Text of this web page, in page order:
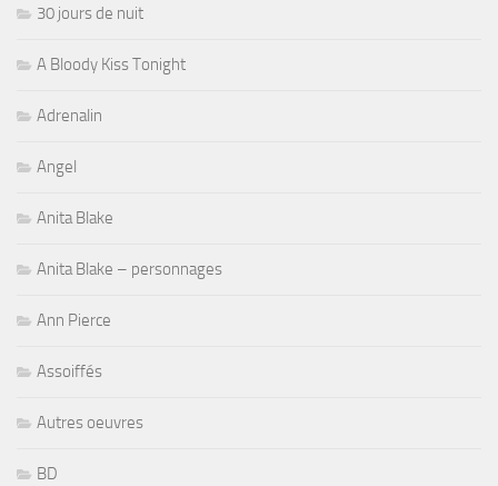
30 jours de nuit
A Bloody Kiss Tonight
Adrenalin
Angel
Anita Blake
Anita Blake – personnages
Ann Pierce
Assoiffés
Autres oeuvres
BD